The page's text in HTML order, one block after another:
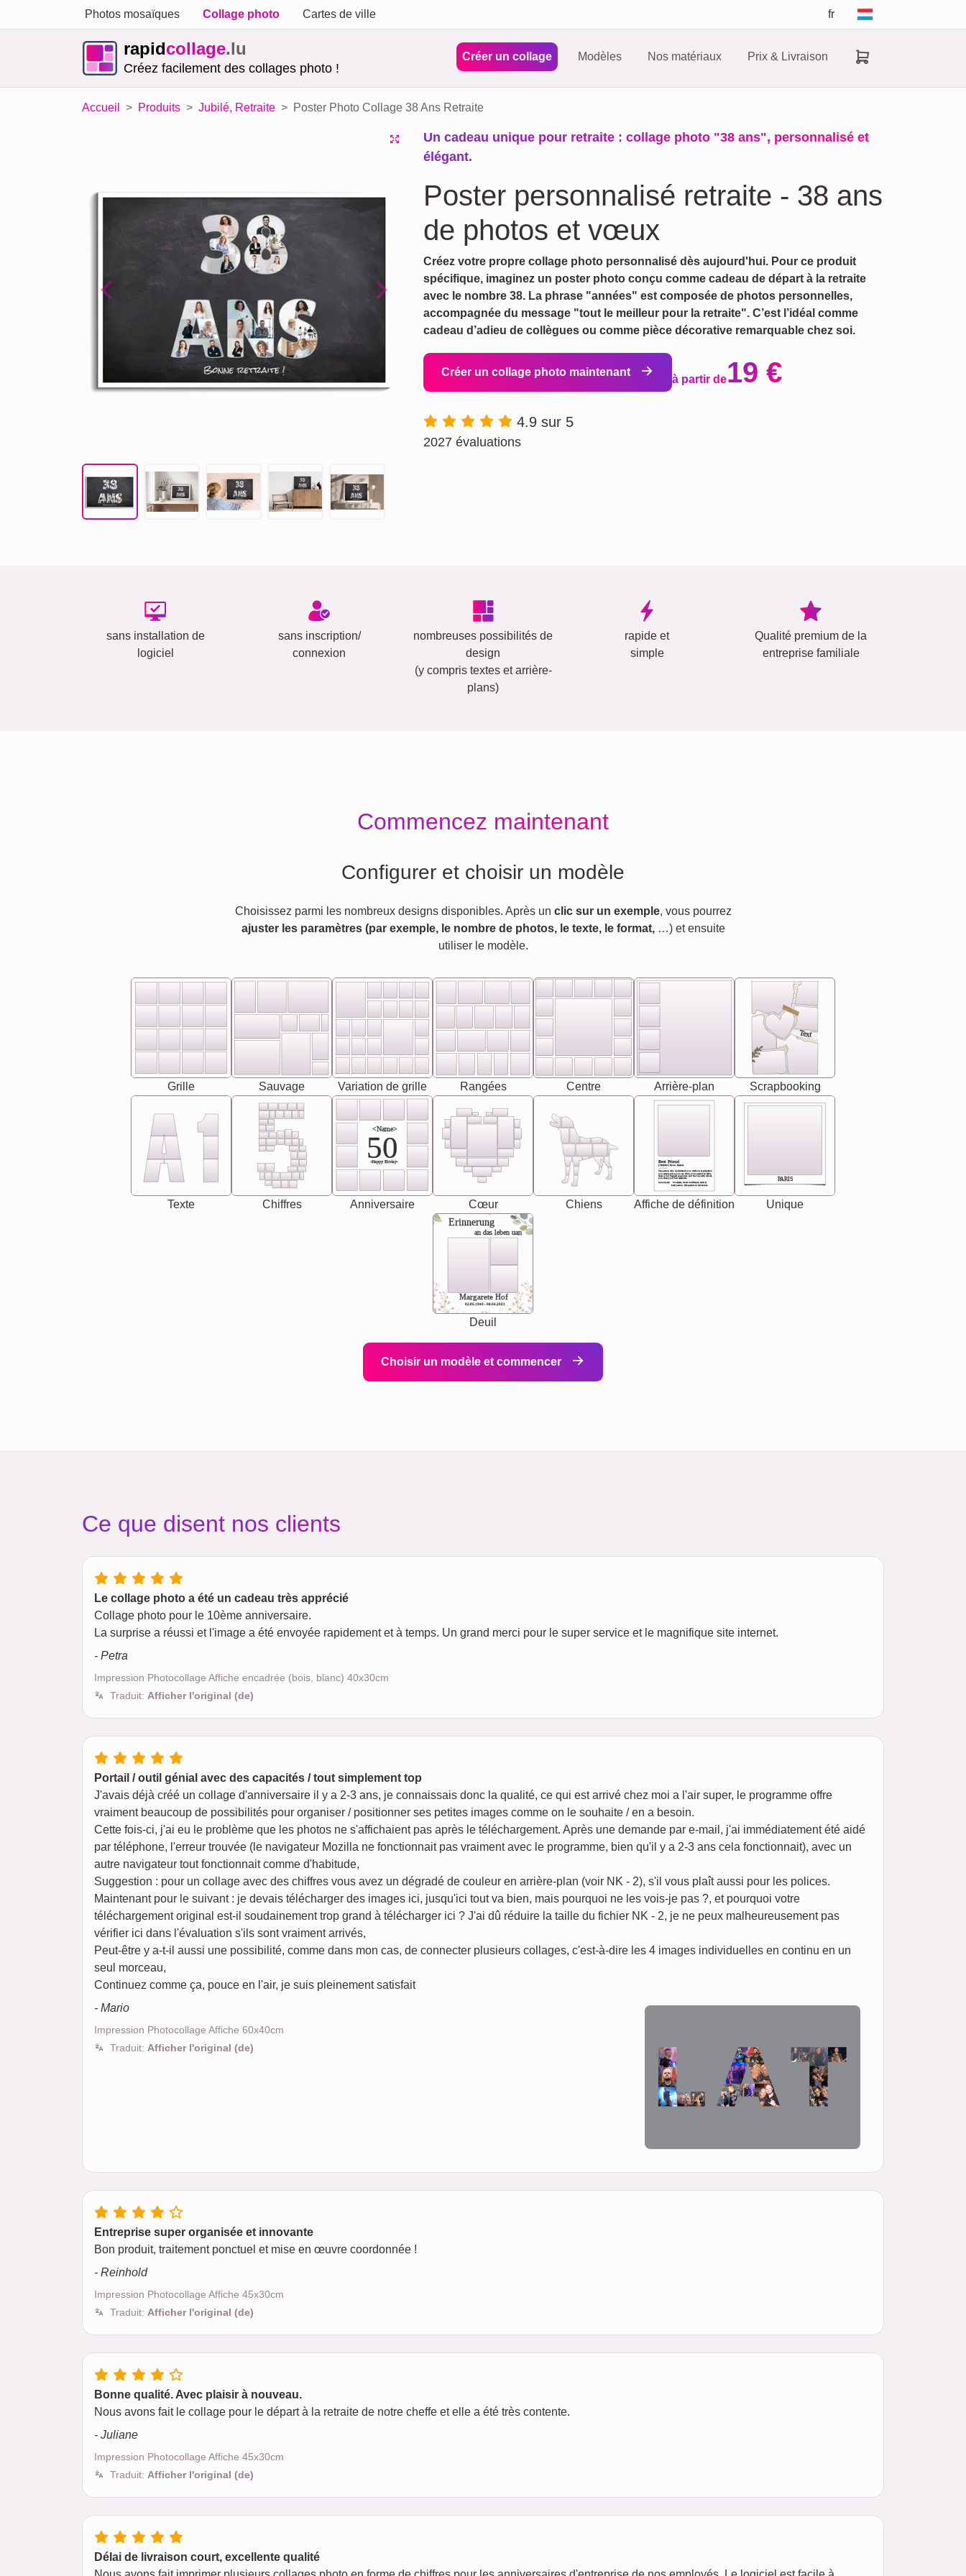
Photos mosaïques Collage photo Cartes de ville fr
rapidcollage.lu
Créez facilement des collages photo !
Créer un collage Modèles Nos matériaux Prix & Livraison
Accueil Produits Jubilé, Retraite Poster Photo Collage 38 Ans Retraite
Previous Next
Un cadeau unique pour retraite : collage photo "38 ans", personnalisé et
élégant.
Poster personnalisé retraite - 38 ans
de photos et vœux
Créez votre propre collage photo personnalisé dès aujourd'hui. Pour ce produit
spécifique, imaginez un poster photo conçu comme cadeau de départ à la retraite
avec le nombre 38. La phrase "années" est composée de photos personnelles,
accompagnée du message "tout le meilleur pour la retraite". C’est l’idéal comme
cadeau d’adieu de collègues ou comme pièce décorative remarquable chez soi.
Créer un collage photo maintenant
à partir de19 €
4.9 sur 5
2027 évaluations
sans installation de
logiciel
sans inscription/
connexion
nombreuses possibilités de
design
(y compris textes et arrière-
plans)
rapide et
simple
Qualité premium de la
entreprise familiale
Commencez maintenant
Configurer et choisir un modèle
Choisissez parmi les nombreux designs disponibles. Après un clic sur un exemple, vous pourrez
ajuster les paramètres (par exemple, le nombre de photos, le texte, le format,…) et ensuite
utiliser le modèle.
Grille Sauvage Variation de grille Rangées Centre Arrière-plan
Text
Scrapbooking
Texte Chiffres
<Name>
50
-Happy Birday-
Anniversaire Cœur Chiens
Best Friend
[<NAME>] Noun, feminie
Synonyms: Soulmate, closet confidante, sister at
heart person, life partner in adventure.
The person who understands you without explanation
you accepts just as you are. She's your partner in life's,
chaos your biggest supporter, and the one with whom
you share your best memories.
Affiche de définition
PARIS
Unique
Erinnerung
an das leben uan
Margarete Hof
02.05.1940 - 08.04.2021
Deuil
Choisir un modèle et commencer
Ce que disent nos clients
Le collage photo a été un cadeau très apprécié
Collage photo pour le 10ème anniversaire.
La surprise a réussi et l'image a été envoyée rapidement et à temps. Un grand merci pour le super service et le magnifique site internet.
- Petra
Impression Photocollage Affiche encadrée (bois, blanc) 40x30cm
Traduit: Afficher l'original (de)
Portail / outil génial avec des capacités / tout simplement top
J'avais déjà créé un collage d'anniversaire il y a 2-3 ans, je connaissais donc la qualité, ce qui est arrivé chez moi a l'air super, le programme offre
vraiment beaucoup de possibilités pour organiser / positionner ses petites images comme on le souhaite / en a besoin.
Cette fois-ci, j'ai eu le problème que les photos ne s'affichaient pas après le téléchargement. Après une demande par e-mail, j'ai immédiatement été aidé
par téléphone, l'erreur trouvée (le navigateur Mozilla ne fonctionnait pas vraiment avec le programme, bien qu'il y a 2-3 ans cela fonctionnait), avec un
autre navigateur tout fonctionnait comme d'habitude,
Suggestion : pour un collage avec des chiffres vous avez un dégradé de couleur en arrière-plan (voir NK - 2), s'il vous plaît aussi pour les polices.
Maintenant pour le suivant : je devais télécharger des images ici, jusqu'ici tout va bien, mais pourquoi ne les vois-je pas ?, et pourquoi votre
téléchargement original est-il soudainement trop grand à télécharger ici ? J'ai dû réduire la taille du fichier NK - 2, je ne peux malheureusement pas
vérifier ici dans l'évaluation s'ils sont vraiment arrivés,
Peut-être y a-t-il aussi une possibilité, comme dans mon cas, de connecter plusieurs collages, c'est-à-dire les 4 images individuelles en continu en un
seul morceau,
Continuez comme ça, pouce en l'air, je suis pleinement satisfait
- Mario
Impression Photocollage Affiche 60x40cm
Traduit: Afficher l'original (de)
Entreprise super organisée et innovante
Bon produit, traitement ponctuel et mise en œuvre coordonnée !
- Reinhold
Impression Photocollage Affiche 45x30cm
Traduit: Afficher l'original (de)
Bonne qualité. Avec plaisir à nouveau.
Nous avons fait le collage pour le départ à la retraite de notre cheffe et elle a été très contente.
- Juliane
Impression Photocollage Affiche 45x30cm
Traduit: Afficher l'original (de)
Délai de livraison court, excellente qualité